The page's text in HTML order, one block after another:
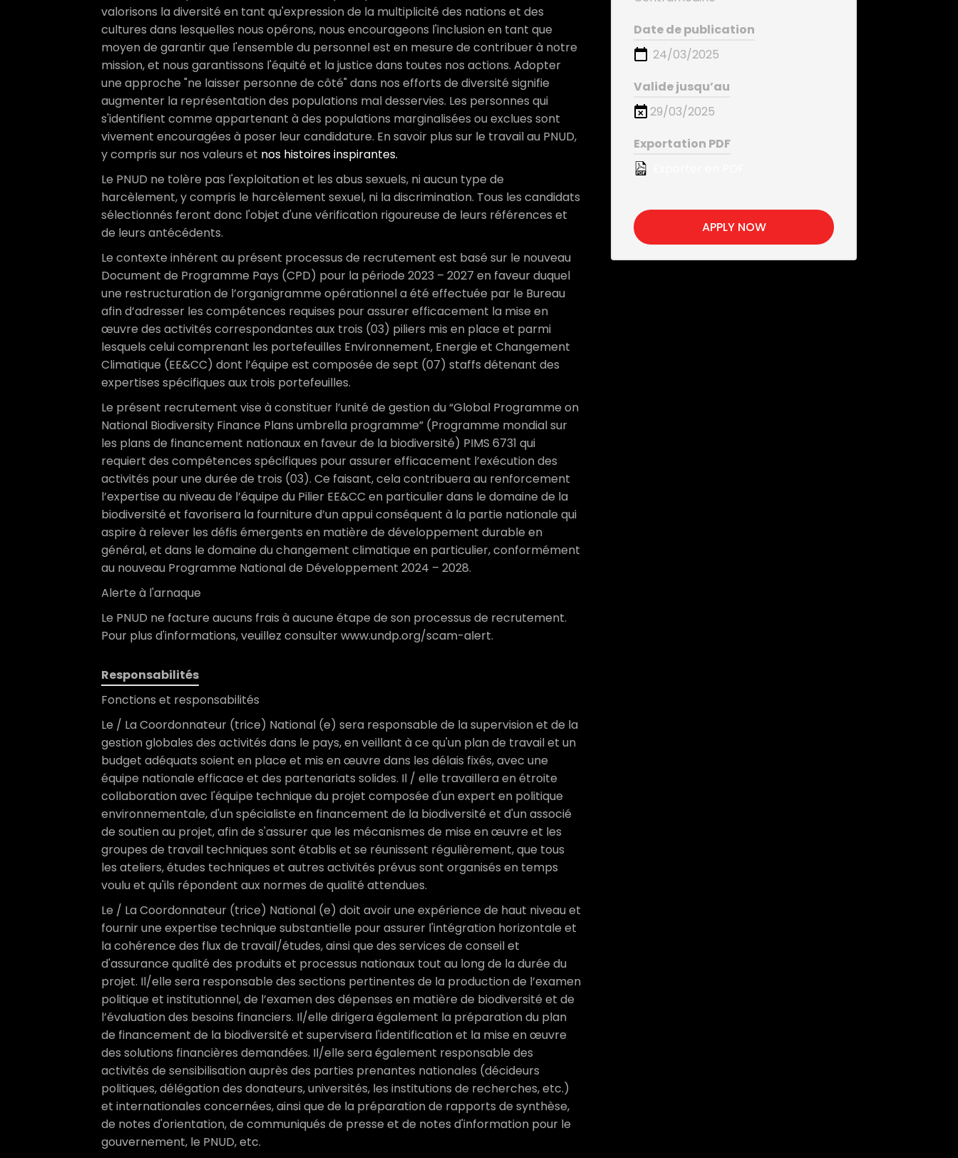
valorisons la diversité en tant qu'expression de la multiplicité des nations et des
cultures dans lesquelles nous opérons, nous encourageons l'inclusion en tant que
moyen de garantir que l'ensemble du personnel est en mesure de contribuer à notre
mission, et nous garantissons l'équité et la justice dans toutes nos actions. Adopter
une approche "ne laisser personne de côté" dans nos efforts de diversité signifie
augmenter la représentation des populations mal desservies. Les personnes qui
s'identifient comme appartenant à des populations marginalisées ou exclues sont
vivement encouragées à poser leur candidature. En savoir plus sur le travail au PNUD,
y compris sur nos valeurs et nos histoires inspirantes.
Le PNUD ne tolère pas l'exploitation et les abus sexuels, ni aucun type de
harcèlement, y compris le harcèlement sexuel, ni la discrimination. Tous les candidats
sélectionnés feront donc l'objet d'une vérification rigoureuse de leurs références et
de leurs antécédents.
Le contexte inhérent au présent processus de recrutement est basé sur le nouveau
Document de Programme Pays (CPD) pour la période 2023 – 2027 en faveur duquel
une restructuration de l’organigramme opérationnel a été effectuée par le Bureau
afin d’adresser les compétences requises pour assurer efficacement la mise en
œuvre des activités correspondantes aux trois (03) piliers mis en place et parmi
lesquels celui comprenant les portefeuilles Environnement, Energie et Changement
Climatique (EE&CC) dont l’équipe est composée de sept (07) staffs détenant des
expertises spécifiques aux trois portefeuilles.
Le présent recrutement vise à constituer l’unité de gestion du “Global Programme on
National Biodiversity Finance Plans umbrella programme” (Programme mondial sur
les plans de financement nationaux en faveur de la biodiversité) PIMS 6731 qui
requiert des compétences spécifiques pour assurer efficacement l’exécution des
activités pour une durée de trois (03). Ce faisant, cela contribuera au renforcement
l’expertise au niveau de l’équipe du Pilier EE&CC en particulier dans le domaine de la
biodiversité et favorisera la fourniture d’un appui conséquent à la partie nationale qui
aspire à relever les défis émergents en matière de développement durable en
général, et dans le domaine du changement climatique en particulier, conformément
au nouveau Programme National de Développement 2024 – 2028.
Alerte à l'arnaque
Le PNUD ne facture aucuns frais à aucune étape de son processus de recrutement.
Pour plus d'informations, veuillez consulter www.undp.org/scam-alert.
Responsabilités
Fonctions et responsabilités
Le / La Coordonnateur (trice) National (e) sera responsable de la supervision et de la
gestion globales des activités dans le pays, en veillant à ce qu'un plan de travail et un
budget adéquats soient en place et mis en œuvre dans les délais fixés, avec une
équipe nationale efficace et des partenariats solides. Il / elle travaillera en étroite
collaboration avec l'équipe technique du projet composée d'un expert en politique
environnementale, d'un spécialiste en financement de la biodiversité et d'un associé
de soutien au projet, afin de s'assurer que les mécanismes de mise en œuvre et les
groupes de travail techniques sont établis et se réunissent régulièrement, que tous
les ateliers, études techniques et autres activités prévus sont organisés en temps
voulu et qu'ils répondent aux normes de qualité attendues.
Le / La Coordonnateur (trice) National (e) doit avoir une expérience de haut niveau et
fournir une expertise technique substantielle pour assurer l'intégration horizontale et
la cohérence des flux de travail/études, ainsi que des services de conseil et
d'assurance qualité des produits et processus nationaux tout au long de la durée du
projet. Il/elle sera responsable des sections pertinentes de la production de l’examen
politique et institutionnel, de l’examen des dépenses en matière de biodiversité et de
l’évaluation des besoins financiers. Il/elle dirigera également la préparation du plan
de financement de la biodiversité et supervisera l'identification et la mise en œuvre
des solutions financières demandées. Il/elle sera également responsable des
activités de sensibilisation auprès des parties prenantes nationales (décideurs
politiques, délégation des donateurs, universités, les institutions de recherches, etc.)
et internationales concernées, ainsi que de la préparation de rapports de synthèse,
de notes d'orientation, de communiqués de presse et de notes d'information pour le
gouvernement, le PNUD, etc.
Date de publication
24/03/2025
Valide jusqu’au
29/03/2025
Exportation PDF
APPLY NOW